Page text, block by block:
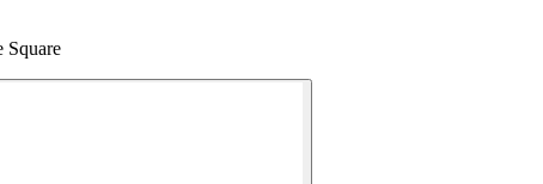
Square